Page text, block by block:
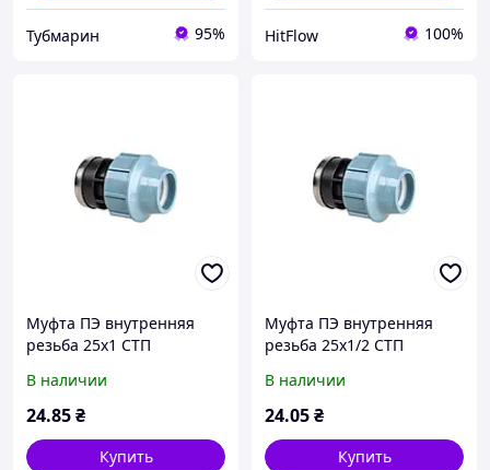
Тубмарин 95% HitFlow 100%
Муфта ПЭ внутренняя
резьба 25х1 СТП
В наличии
24.85₴
Купить
Муфта ПЭ внутренняя
резьба 25х1/2 СТП
В наличии
24.05₴
Купить